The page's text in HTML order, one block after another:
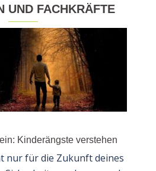
UND FACHKRÄFTE
Kinderängste verstehen
nur für die Zukunft deines